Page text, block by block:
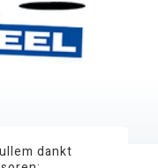
dankt